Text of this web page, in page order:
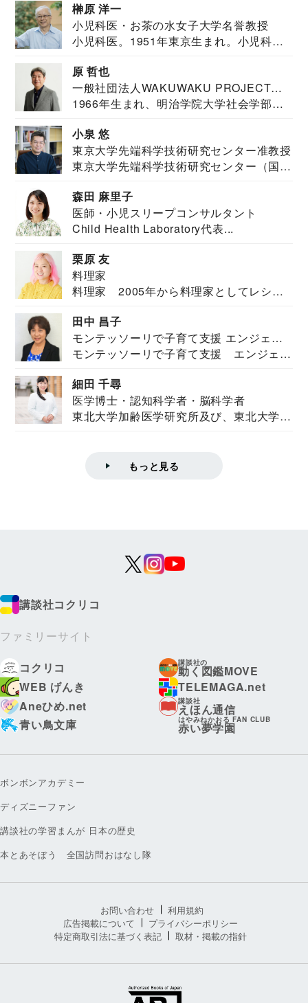
榊原 洋一
小児科医・お茶の水女子大学名誉教授
小児科医。1951年東京生まれ。小児科
原 哲也
一般社団法人WAKUWAKU PROJECT
JAPAN代表・言語聴覚士・社会福祉士
1966年生まれ、明治学院大学社会学部福
小泉 悠
東京大学先端科学技術研究センター准教授
東京大学先端科学技術研究センター（国際
森田 麻里子
医師・小児スリープコンサルタント
Child Health Laboratory代表...
栗原 友
料理家
料理家 2005年から料理家としてレシピ
田中 昌子
モンテッソーリで子育て支援 エンジェル
ズハウス研究所所長
モンテッソーリで子育て支援 エンジェル
細田 千尋
医学博士・認知科学者・脳科学者
東北大学加齢医学研究所及び、東北大学大
もっと見る
講談社コクリコ
ファミリーサイト
コクリコ
講談社の
動く図鑑MOVE
WEB げんき
TELEMAGA.net
Aneひめ.net
講談社
えほん通信
青い鳥文庫
はやみねかおる FAN CLUB
赤い夢学園
ボンボンアカデミー
ディズニーファン
講談社の学習まんが 日本の歴史
本とあそぼう 全国訪問おはなし隊
お問い合わせ
利用規約
広告掲載について
プライバシーポリシー
特定商取引法に基づく表記
取材・掲載の指針